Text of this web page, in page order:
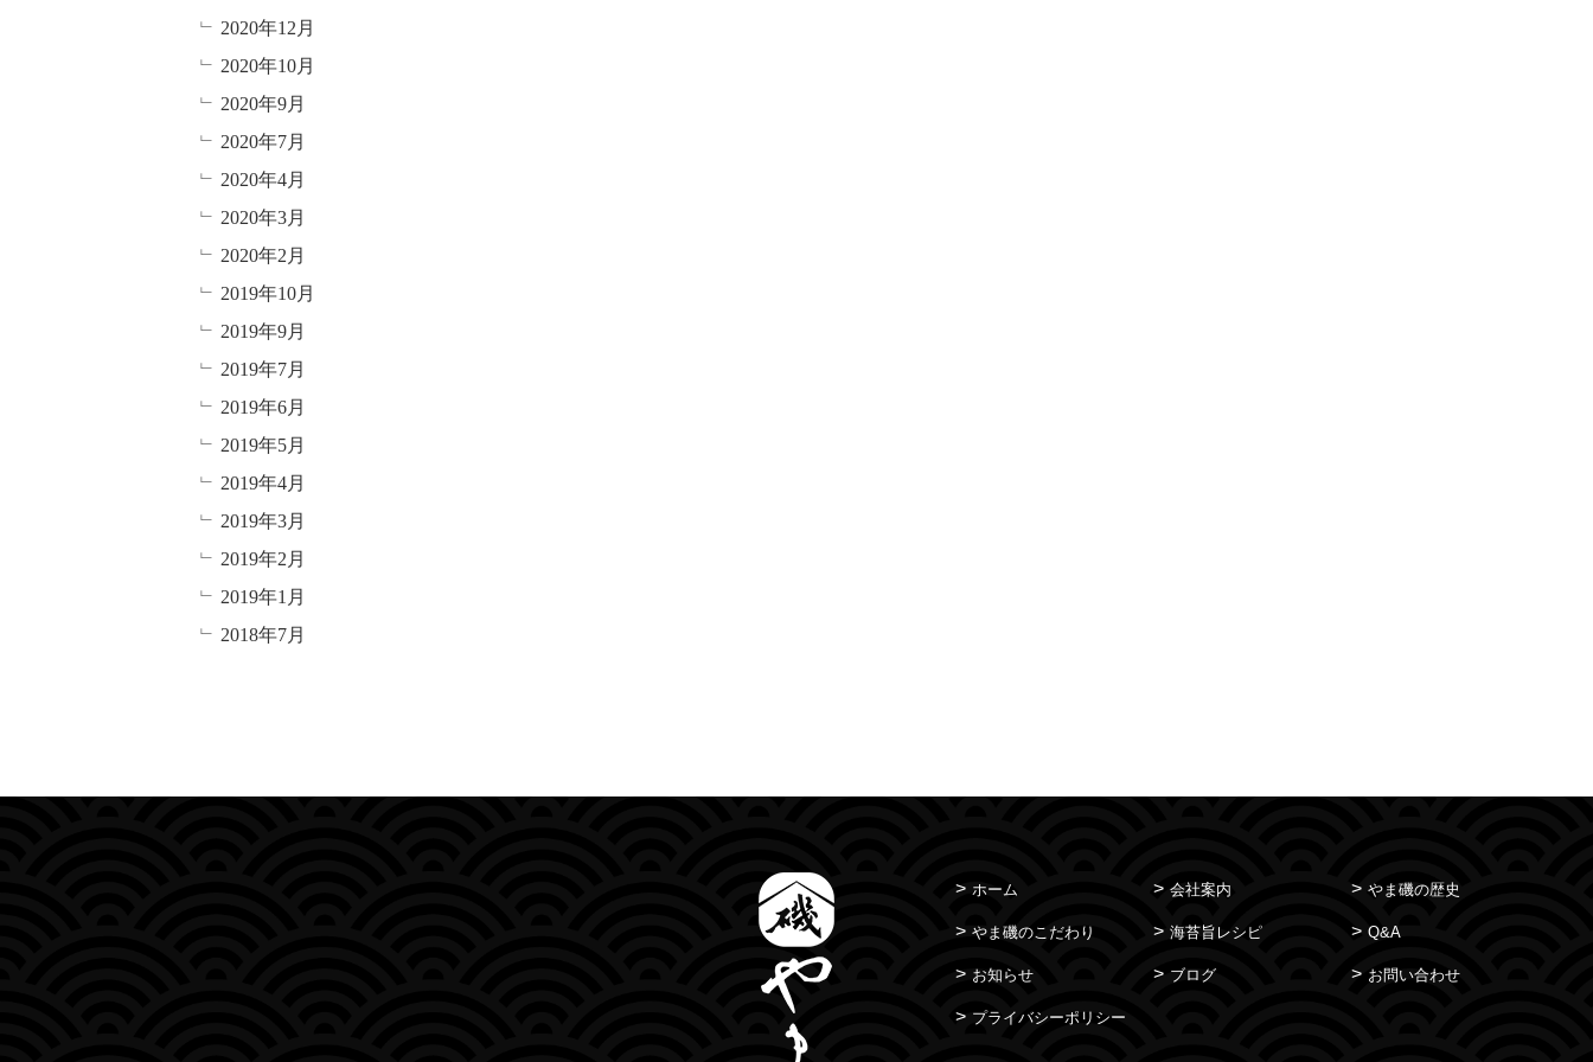
2020年12月
2020年10月
2020年9月
2020年7月
2020年4月
2020年3月
2020年2月
2019年10月
2019年9月
2019年7月
2019年6月
2019年5月
2019年4月
2019年3月
2019年2月
2019年1月
2018年7月
ホーム 会社案内 やま磯の歴史
やま磯のこだわり 海苔旨レシピ Q&A
お知らせ ブログ お問い合わせ
プライバシーポリシー